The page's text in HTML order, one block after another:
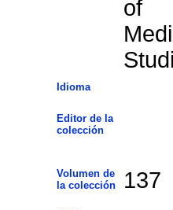
of
Idioma
Editor de la
colección
Volumen de
la colección
137